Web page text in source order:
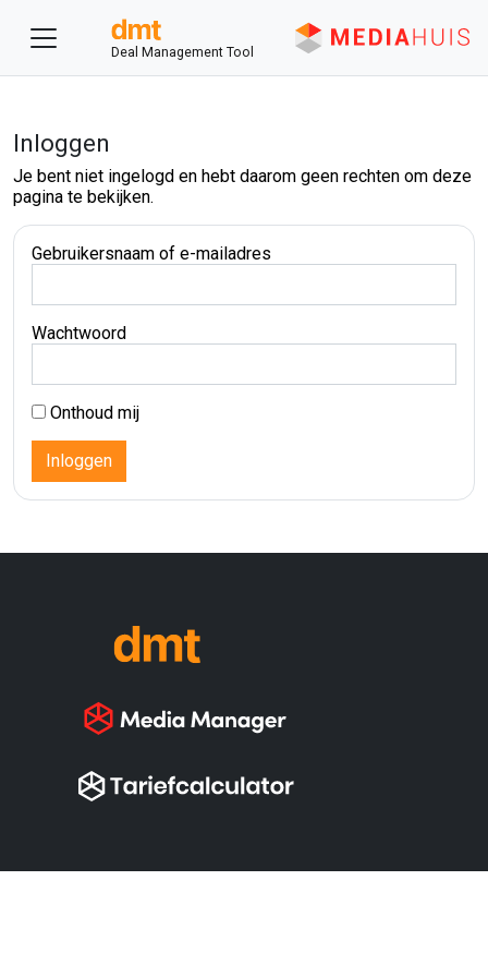
Deal Management Tool
Inloggen
Je bent niet ingelogd en hebt daarom geen rechten om deze
pagina te bekijken.
Gebruikersnaam of e-mailadres
Wachtwoord
Onthoud mij